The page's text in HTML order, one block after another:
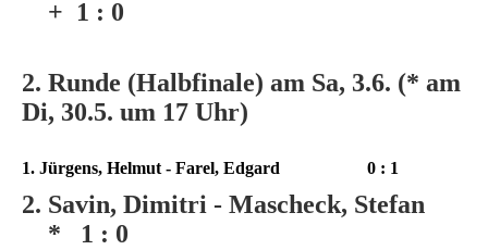
+ 1 : 0
2. Runde (Halbfinale) am Sa, 3.6. (* am
Di, 30.5. um 17 Uhr)
1. Jürgens, Helmut - Farel, Edgard 0 : 1
2. Savin, Dimitri - Mascheck, Stefan
*
1 : 0